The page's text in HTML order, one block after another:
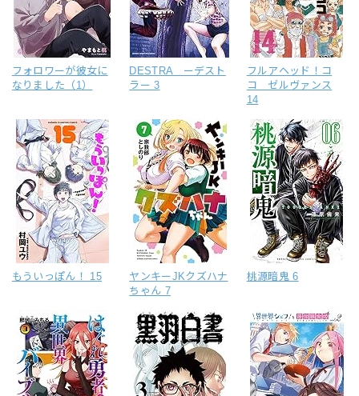
フォロワーが彼女に
なりました（1）
DESTRA ーデスト
ラー 3
フルアヘッド！コ
コ ゼルヴァンス
14
もういっぽん！ 15
ヤンキーJKクズハナ
ちゃん 7
桃源暗鬼 6